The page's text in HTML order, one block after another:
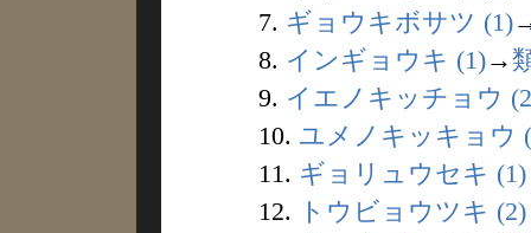
7. ギョウキボサツ (1)
8. インギョウキ (1)→
9. イエノキッチョウ
10. ユメノキッキョウ
11. ギョリュウセキ (1)
12.
トウビョウツキ (2)